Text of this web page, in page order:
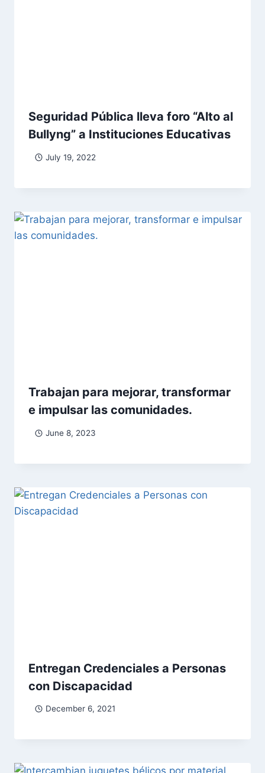
Seguridad Pública lleva foro “Alto al
Bullyng” a Instituciones Educativas
July 19, 2022
Trabajan para mejorar, transformar
e impulsar las comunidades.
June 8, 2023
Entregan Credenciales a Personas
con Discapacidad
December 6, 2021